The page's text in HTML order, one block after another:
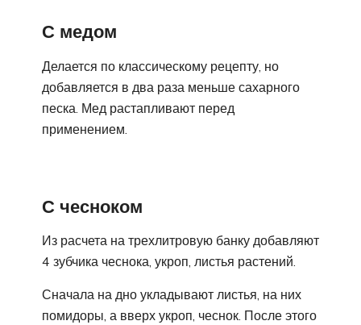
С медом
Делается по классическому рецепту, но
добавляется в два раза меньше сахарного
песка. Мед растапливают перед
применением.
С чесноком
Из расчета на трехлитровую банку добавляют
4 зубчика чеснока, укроп, листья растений.
Сначала на дно укладывают листья, на них
помидоры, а вверх укроп, чеснок. После этого